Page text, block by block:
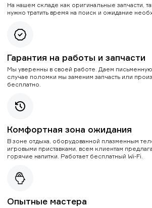
На нашем складе как оригинальные запчасти,
нужно тратить время на поиск и ожидание
Гарантия на работы и запчасти
Мы уверенны в своей работе. Даем
случае поломки мы заменим запчасть или
бесплатно.
Комфортная зона ожидания
В зоне отдыха, оборудованной плазменным
игровыми приставками, всем клиентам
горячие напитки. Работает бесплатный Wi-Fi.
Опытные мастера